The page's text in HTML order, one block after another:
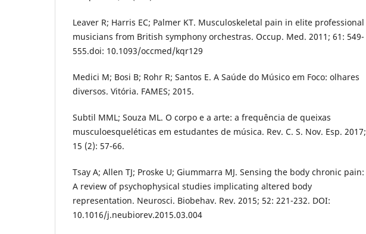
Leaver R; Harris EC; Palmer KT. Musculoskeletal pain in elite professional
musicians from British symphony orchestras. Occup. Med. 2011; 61: 549-
555.doi: 10.1093/occmed/kqr129
Medici M; Bosi B; Rohr R; Santos E. A Saúde do Músico em Foco: olhares
diversos. Vitória. FAMES; 2015.
Subtil MML; Souza ML. O corpo e a arte: a frequência de queixas
musculoesqueléticas em estudantes de música. Rev. C. S. Nov. Esp. 2017;
15 (2): 57-66.
Tsay A; Allen TJ; Proske U; Giummarra MJ. Sensing the body chronic pain:
A review of psychophysical studies implicating altered body
representation. Neurosci. Biobehav. Rev. 2015; 52: 221-232. DOI:
10.1016/j.neubiorev.2015.03.004